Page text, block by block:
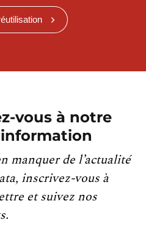
vous à notre
manquer de l’actualité
inscrivez-vous à
et suivez nos